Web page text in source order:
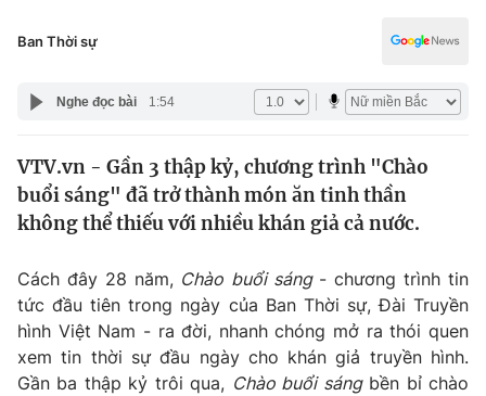
Pháp luật
Y tế
Thế giới
Tin tức
Câu chuyện quốc tế
Kinh tế
Tài chính
Thị trường
Góc doanh nghiệp
Dữ liệu và đời sống
Truyền hình
Công nghệ
Ban Thời sự
Nghe đọc bài 1:54
VTV.vn - Gần 3 thập kỷ, chương trình "Chào
buổi sáng" đã trở thành món ăn tinh thần
không thể thiếu với nhiều khán giả cả nước.
Cách đây 28 năm, Chào buổi sáng - chương trình tin
tức đầu tiên trong ngày của Ban Thời sự, Đài Truyền
hình Việt Nam - ra đời, nhanh chóng mở ra thói quen
xem tin thời sự đầu ngày cho khán giả truyền hình.
Gần ba thập kỷ trôi qua, Chào buổi sángbền bỉ chào